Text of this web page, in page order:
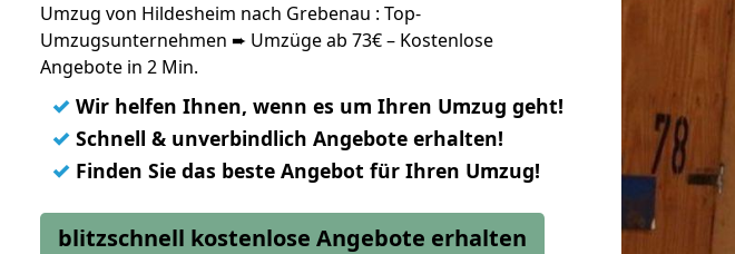
Umzug von Hildesheim nach Grebenau : Top-
Umzugsunternehmen ➨ Umzüge ab 73€ – Kostenlose
Angebote in 2 Min.
✓ Wir helfen Ihnen, wenn es um Ihren Umzug geht!
✓ Schnell & unverbindlich Angebote erhalten!
✓ Finden Sie das beste Angebot für Ihren Umzug!
blitzschnell kostenlose Angebote erhalten